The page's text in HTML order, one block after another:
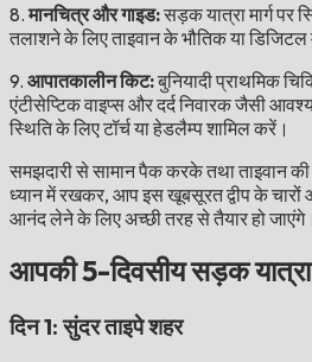
8.मानचित्र और गाइड:सड़क यात्रा मार्ग
तलाशने के लिए ताइवान के भौतिक या डिजिटल
9. आपातकालीन किट:बुनियादी प्राथमिक
एंटीसेप्टिक वाइप्स और दर्द निवारक जैसी
स्थिति के लिए टॉर्च या हेडलैम्प शामिल करें।
समझदारी से सामान पैक करके तथा ताइवान
ध्यान में रखकर, आप इस खूबसूरत द्वीप के चारों
आनंद लेने के लिए अच्छी तरह से तैयार हो जाएंगे।
आपकी 5-दिवसीय सड़क यात्रा
दिन 1: सुंदर ताइपे शहर